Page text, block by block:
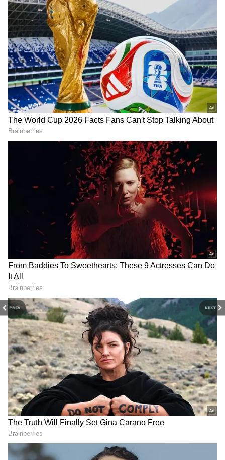
PREV NEXT
యాంటీ ఆక్సిడెంట్లు ఎక్కువగా ఉన్న ఆహారాలను తినడం
వల్ల మీ ఆరోగ్యం మెరుగ్గా ఉంటుంది. ఆకలి, ఆకలి
కోరికలను నియంత్రించడానికి కూడా సహాయపడుతుంది.
క్రమం తప్పకుండా వ్యాయామం చేయడం, కంటినిండా
నిద్రపోవడం, ఒత్తిడి స్థాయిలను తగ్గించుకోవడం వల్ల
ఎలాంటి అనారోగ్య సమస్యలొచ్చే అవకాశం ఉండదు. 40
ఏండ్లు వచ్చాక ఎక్కడలేని రోగాలన్నీ చుట్టుకుంటాయి.
అందుకే ఈ వయసులో మీ ఆరోగ్యాన్ని కాపాడే ఆహారాలనే
తినాల్సి ఉంటుంది. ఈ 40 ఏండ్ల వయసులో ఎలాంటి
ఆహారాలను తినాలో ఇప్పుడు తెలుసుకుందాం..
3
7
food
ఈ వయసులో ఆరోగ్యకరంగా బరువు తగ్గుతూ..
ఆరోగ్యకరమైన ఆహారాలను తింటూ.. లైఫ్ స్టైల్ మెరుగ్గా
ఉండాలంటే ఏం చేయాలంటే జస్ట్ ఆరోగ్యానికి మేలు చేసే
పెట్టుకోవాల్సిన అవసరం లేదు. సమతుల్య ఆహారం తింటే